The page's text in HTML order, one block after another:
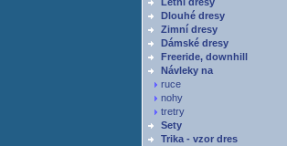
Dlouhé dresy
Zimní dresy
Dámské dresy
Freeride, downhill
Návleky na
ruce
nohy
tretry
Sety
Trika - vzor dres